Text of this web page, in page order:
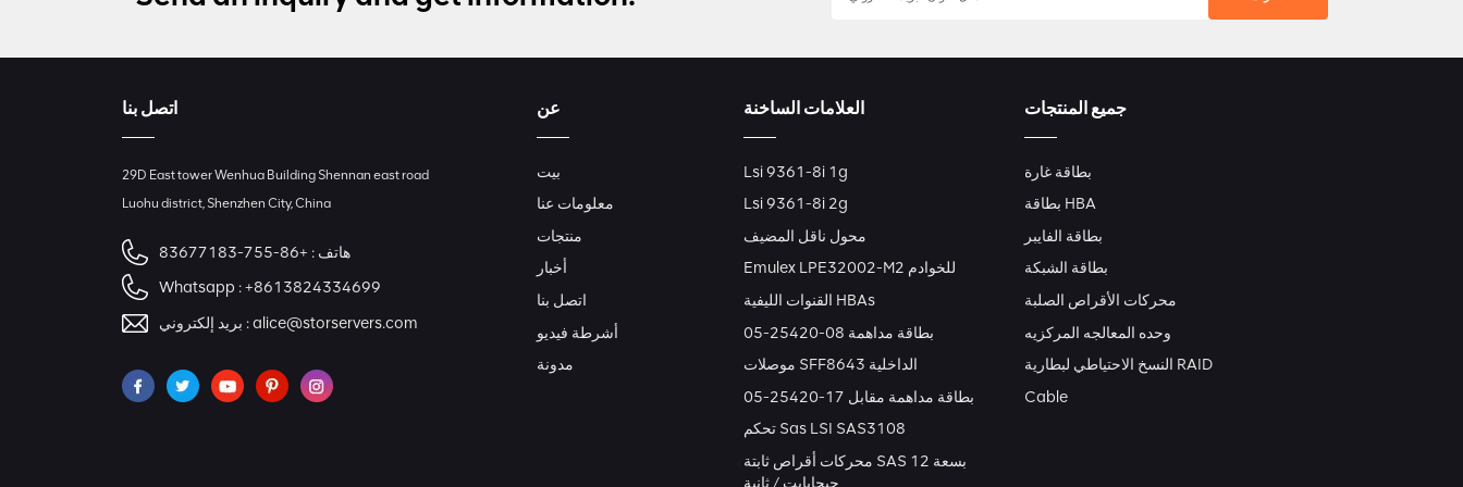
اتصل بنا
29D East tower Wenhua Building Shennan east road
Luohu district, Shenzhen City, China
هاتف : +86-755-83677183
Whatsapp :+8613824334699
بريد إلكتروني :alice@storservers.com
عن
بيت
معلومات عنا
منتجات
أخبار
اتصل بنا
أشرطة فيديو
مدونة
العلامات الساخنة
Lsi 9361-8i 1g
Lsi 9361-8i 2g
محول ناقل المضيف
Emulex LPE32002-M2 للخوادم
القنوات الليفية HBAs
بطاقة مداهمة 08-25420-05
موصلات SFF8643 الداخلية
بطاقة مداهمة مقابل 17-25420-05
تحكم Sas LSI SAS3108
محركات أقراص ثابتة SAS بسعة 12
جيجابايت / ثانية
جميع المنتجات
بطاقة غارة
بطاقة HBA
بطاقة الفايبر
بطاقة الشبكة
محركات الأقراص الصلبة
وحده المعالجه المركزيه
النسخ الاحتياطي لبطارية RAID
Cable